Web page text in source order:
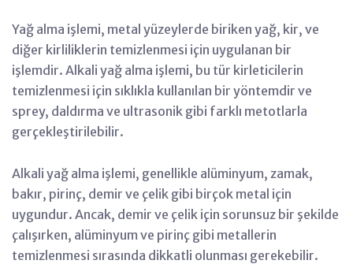
Yağ alma işlemi, metal yüzeylerde biriken yağ, kir, ve
diğer kirliliklerin temizlenmesi için uygulanan bir
işlemdir. Alkali yağ alma işlemi, bu tür kirleticilerin
temizlenmesi için sıklıkla kullanılan bir yöntemdir ve
sprey, daldırma ve ultrasonik gibi farklı metotlarla
gerçekleştirilebilir.
Alkali yağ alma işlemi, genellikle alüminyum, zamak,
bakır, pirinç, demir ve çelik gibi birçok metal için
uygundur. Ancak, demir ve çelik için sorunsuz bir şekilde
çalışırken, alüminyum ve pirinç gibi metallerin
temizlenmesi sırasında dikkatli olunması gerekebilir.